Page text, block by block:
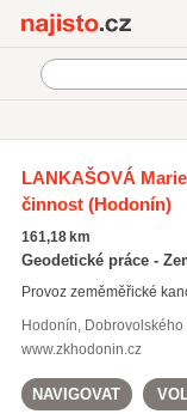
výškopisy
výškopisy(55)
geodézie(896)
polohopisy (57)
LANKAŠOVÁ
činnost(Hodonín)
161,18 km
Geodetické práce -
Provoz zeměměřické
Hodonín, Dobrovolského
www.zkhodonin.cz
NAVIGOVAT